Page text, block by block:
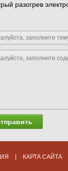
разогрев
КАРТА САЙТА